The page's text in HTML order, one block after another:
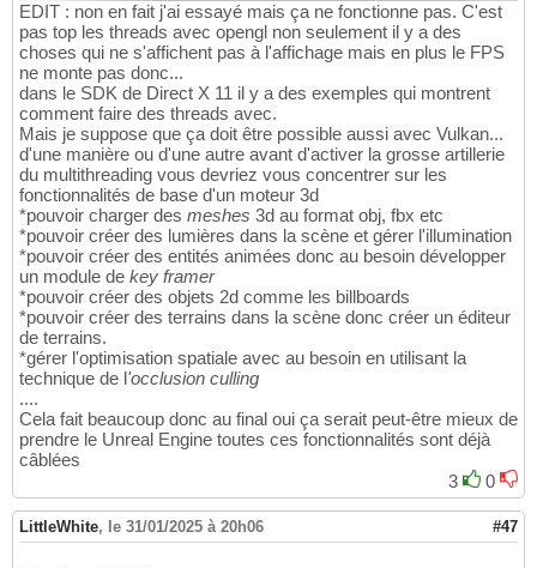
EDIT : non en fait j'ai essayé mais ça ne fonctionne pas. C'est
pas top les threads avec opengl non seulement il y a des
choses qui ne s'affichent pas à l'affichage mais en plus le FPS
ne monte pas donc...
dans le SDK de Direct X 11 il y a des exemples qui montrent
comment faire des threads avec.
Mais je suppose que ça doit être possible aussi avec Vulkan...
d'une manière ou d'une autre avant d'activer la grosse artillerie
du multithreading vous devriez vous concentrer sur les
fonctionnalités de base d'un moteur 3d
*pouvoir charger des meshes 3d au format obj, fbx etc
*pouvoir créer des lumières dans la scène et gérer l'illumination
*pouvoir créer des entités animées donc au besoin développer
un module de key framer
*pouvoir créer des objets 2d comme les billboards
*pouvoir créer des terrains dans la scène donc créer un éditeur
de terrains.
*gérer l'optimisation spatiale avec au besoin en utilisant la
technique de l'occlusion culling
....
Cela fait beaucoup donc au final oui ça serait peut-être mieux de
prendre le Unreal Engine toutes ces fonctionnalités sont déjà
câblées
3
0
LittleWhite, le 31/01/2025 à 20h06 #47